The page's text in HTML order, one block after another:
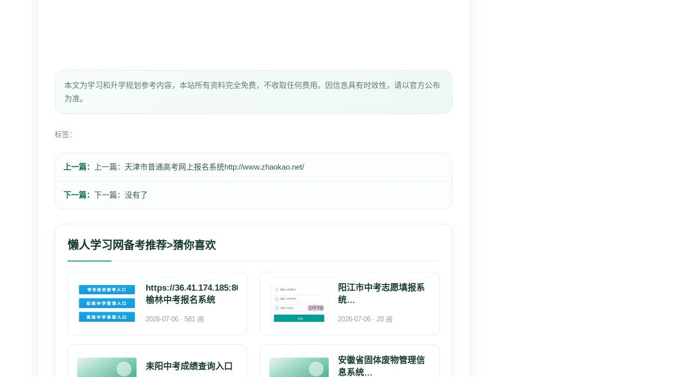
本文为学习和升学规划参考内容，本站所有资料完全免费，不收取任何费用。因信息具有时效性，请以官方公布
为准。
标签：
上一篇： 上一篇： 天津市普通高考网上报名系统http://www.zhaokao.net/
下一篇： 下一篇：没有了
懒人学习网备考推荐>猜你喜欢
https://36.41.174.185:8086/
榆林中考报名系统
2026-07-06 · 581 阅
阳江市中考志愿填报系
统
2026-07-06 · 20 阅
耒阳中考成绩查询入口
安徽省固体废物管理信
息系统